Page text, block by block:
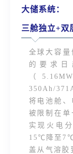
大储系统：
三舱独立+双
全球大容
的要求
（
350Ah/
将电池舱
被限制在单
实现火电
15℃降至7℃
盖从气溶胶